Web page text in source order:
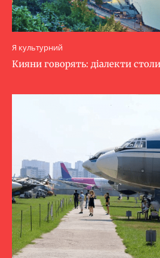
Я культурний
Кияни говорять: діалекти